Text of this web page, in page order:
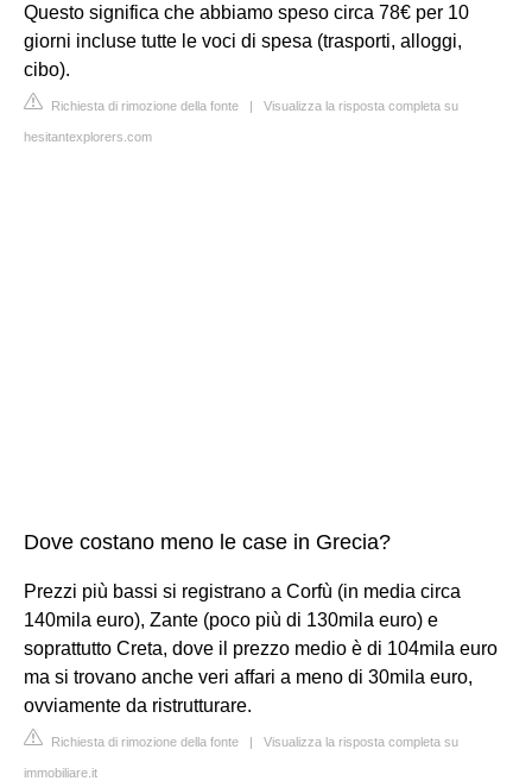
Questo significa che abbiamo speso circa 78€ per 10
giorni incluse tutte le voci di spesa (trasporti, alloggi,
cibo).
Richiesta di rimozione della fonte | Visualizza la risposta completa su
hesitantexplorers.com
Dove costano meno le case in Grecia?
Prezzi più bassi si registrano a Corfù (in media circa
140mila euro), Zante (poco più di 130mila euro) e
soprattutto Creta, dove il prezzo medio è di 104mila euro
ma si trovano anche veri affari a meno di 30mila euro,
ovviamente da ristrutturare.
Richiesta di rimozione della fonte | Visualizza la risposta completa su
immobiliare.it